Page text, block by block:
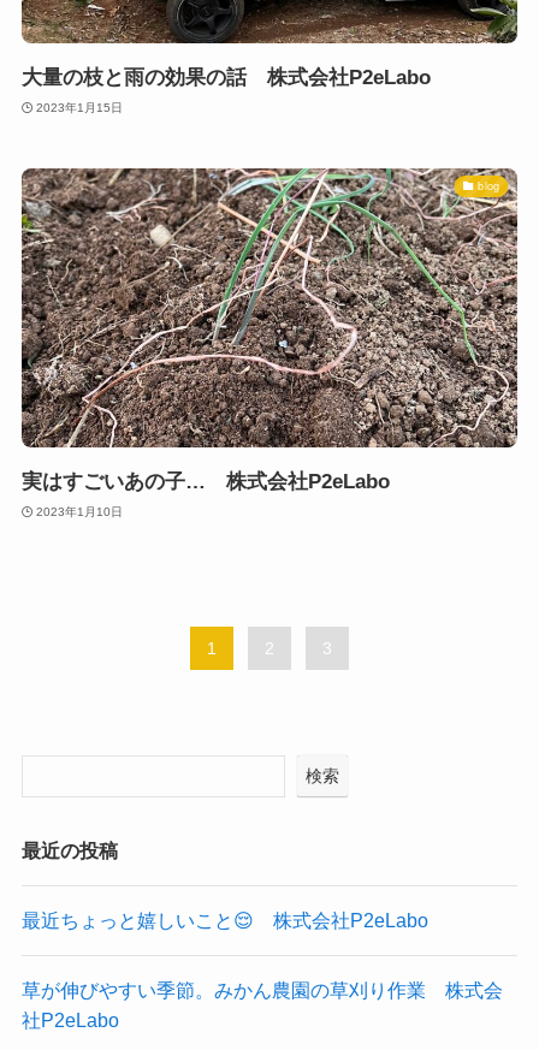
大量の枝と雨の効果の話 株式会社P2eLabo
2023年1月15日
blog
実はすごいあの子… 株式会社P2eLabo
2023年1月10日
1 2 3
検索
最近の投稿
最近ちょっと嬉しいこと😌 株式会社P2eLabo
草が伸びやすい季節。みかん農園の草刈り作業 株式会
社P2eLabo